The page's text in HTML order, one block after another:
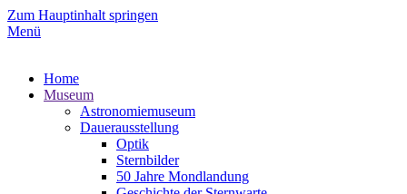
Zum Hauptinhalt springen
Menü
Home
Museum
Astronomiemuseum
Dauerausstellung
Optik
Sternbilder
50 Jahre Mondlandung